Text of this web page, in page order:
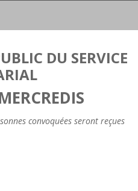
DU SERVICE
convoquées seront reçues